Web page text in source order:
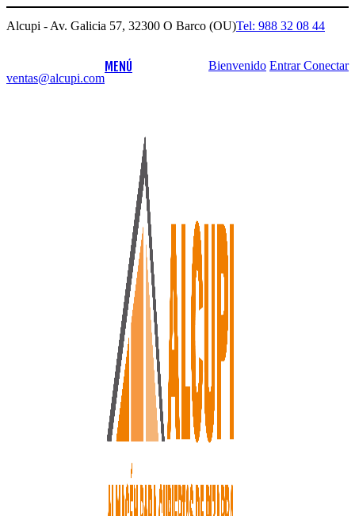
Alcupi - Av. Galicia 57, 32300 O Barco (OU)Tel: 988 32 08 44
ventas@alcupi.com
Bienvenido EntrarConectar
MENÚ